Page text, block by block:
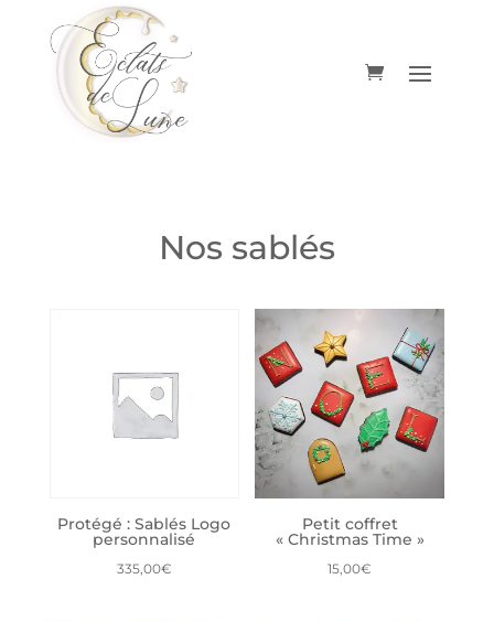
Nos sablés
Protégé : Sablés Logo
personnalisé
335,00€
Petit coffret
« Christmas Time »
15,00€